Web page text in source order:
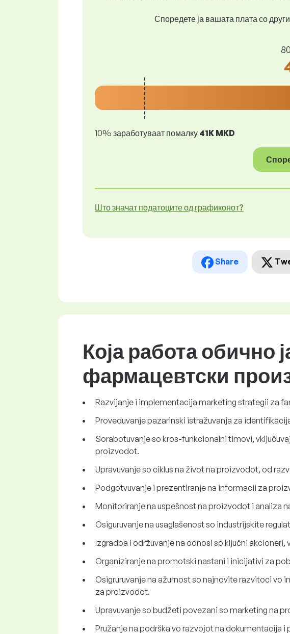
Споредете ја вашата плата со
10% заработуваат помалку 41K MKD
Што значат податоците од графиконот?
Share
Која работа обично
фармацевтски
Razvijanje i implementacija marketing strategii za
Proveduvanje pazarinski istražuvanja za
Sorabotuvanje so kros-funkcionalni timovi,
proizvodot.
Upravuvanje so ciklus na život na proizvodot, od
Podgotvuvanje i prezentiranje na informacii za
Monitoriranje na uspešnost na proizvodot i analiza
Osiguruvanje na usaglašenost so industrijskite
Izgradba i održuvanje na odnosi so ključni
Organiziranje na promotski nastani i inicijativi za
Osigruruvanje na ažurnost so najnovite razvitoci vo
za proizvodot.
Upravuvanje so budžeti povezani so marketing na
Pružanje na podrška vo razvoјot na